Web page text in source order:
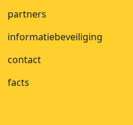
partners
informatiebeveiliging
contact
facts